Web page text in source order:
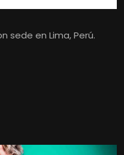
sede en Lima, Perú.